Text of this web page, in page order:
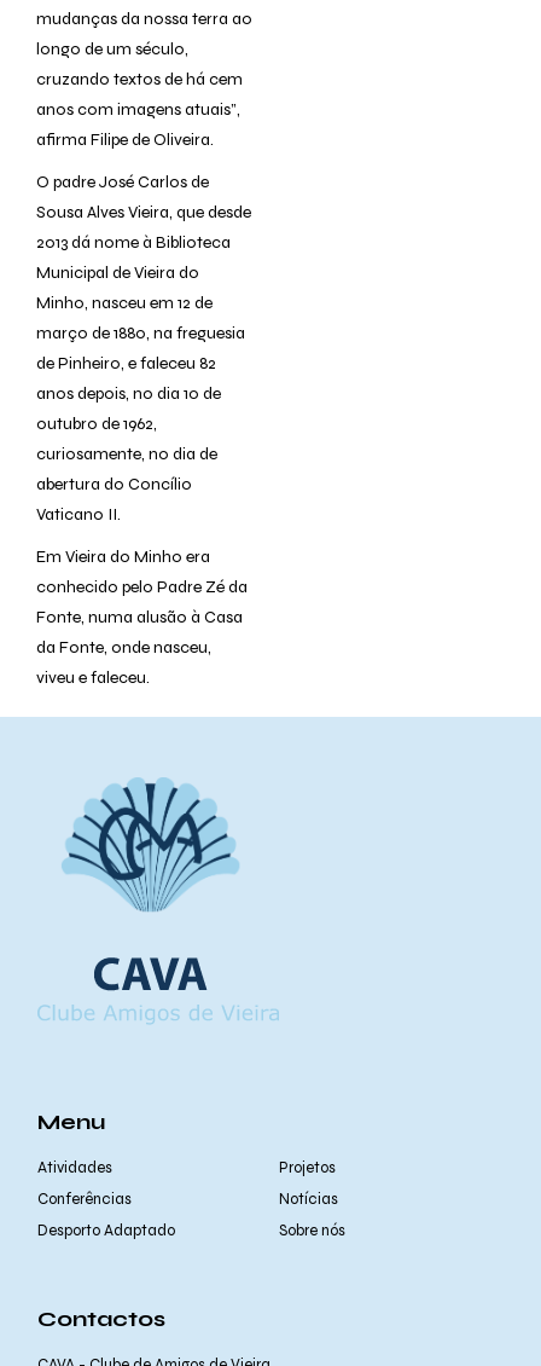
mudanças da nossa terra ao
longo de um século,
cruzando textos de há cem
anos com imagens atuais”,
afirma Filipe de Oliveira.
O padre José Carlos de
Sousa Alves Vieira, que desde
2013 dá nome à Biblioteca
Municipal de Vieira do
Minho, nasceu em 12 de
março de 1880, na freguesia
de Pinheiro, e faleceu 82
anos depois, no dia 10 de
outubro de 1962,
curiosamente, no dia de
abertura do Concílio
Vaticano II.
Em Vieira do Minho era
conhecido pelo Padre Zé da
Fonte, numa alusão à Casa
da Fonte, onde nasceu,
viveu e faleceu.
Menu
Atividades
Conferências
Desporto Adaptado
Projetos
Notícias
Sobre nós
Contactos